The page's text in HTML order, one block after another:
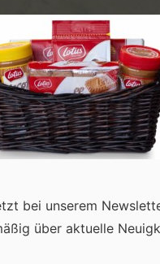
für
steigt. Doch bevor
vorzubereiten.
bei unserem
über aktuelle